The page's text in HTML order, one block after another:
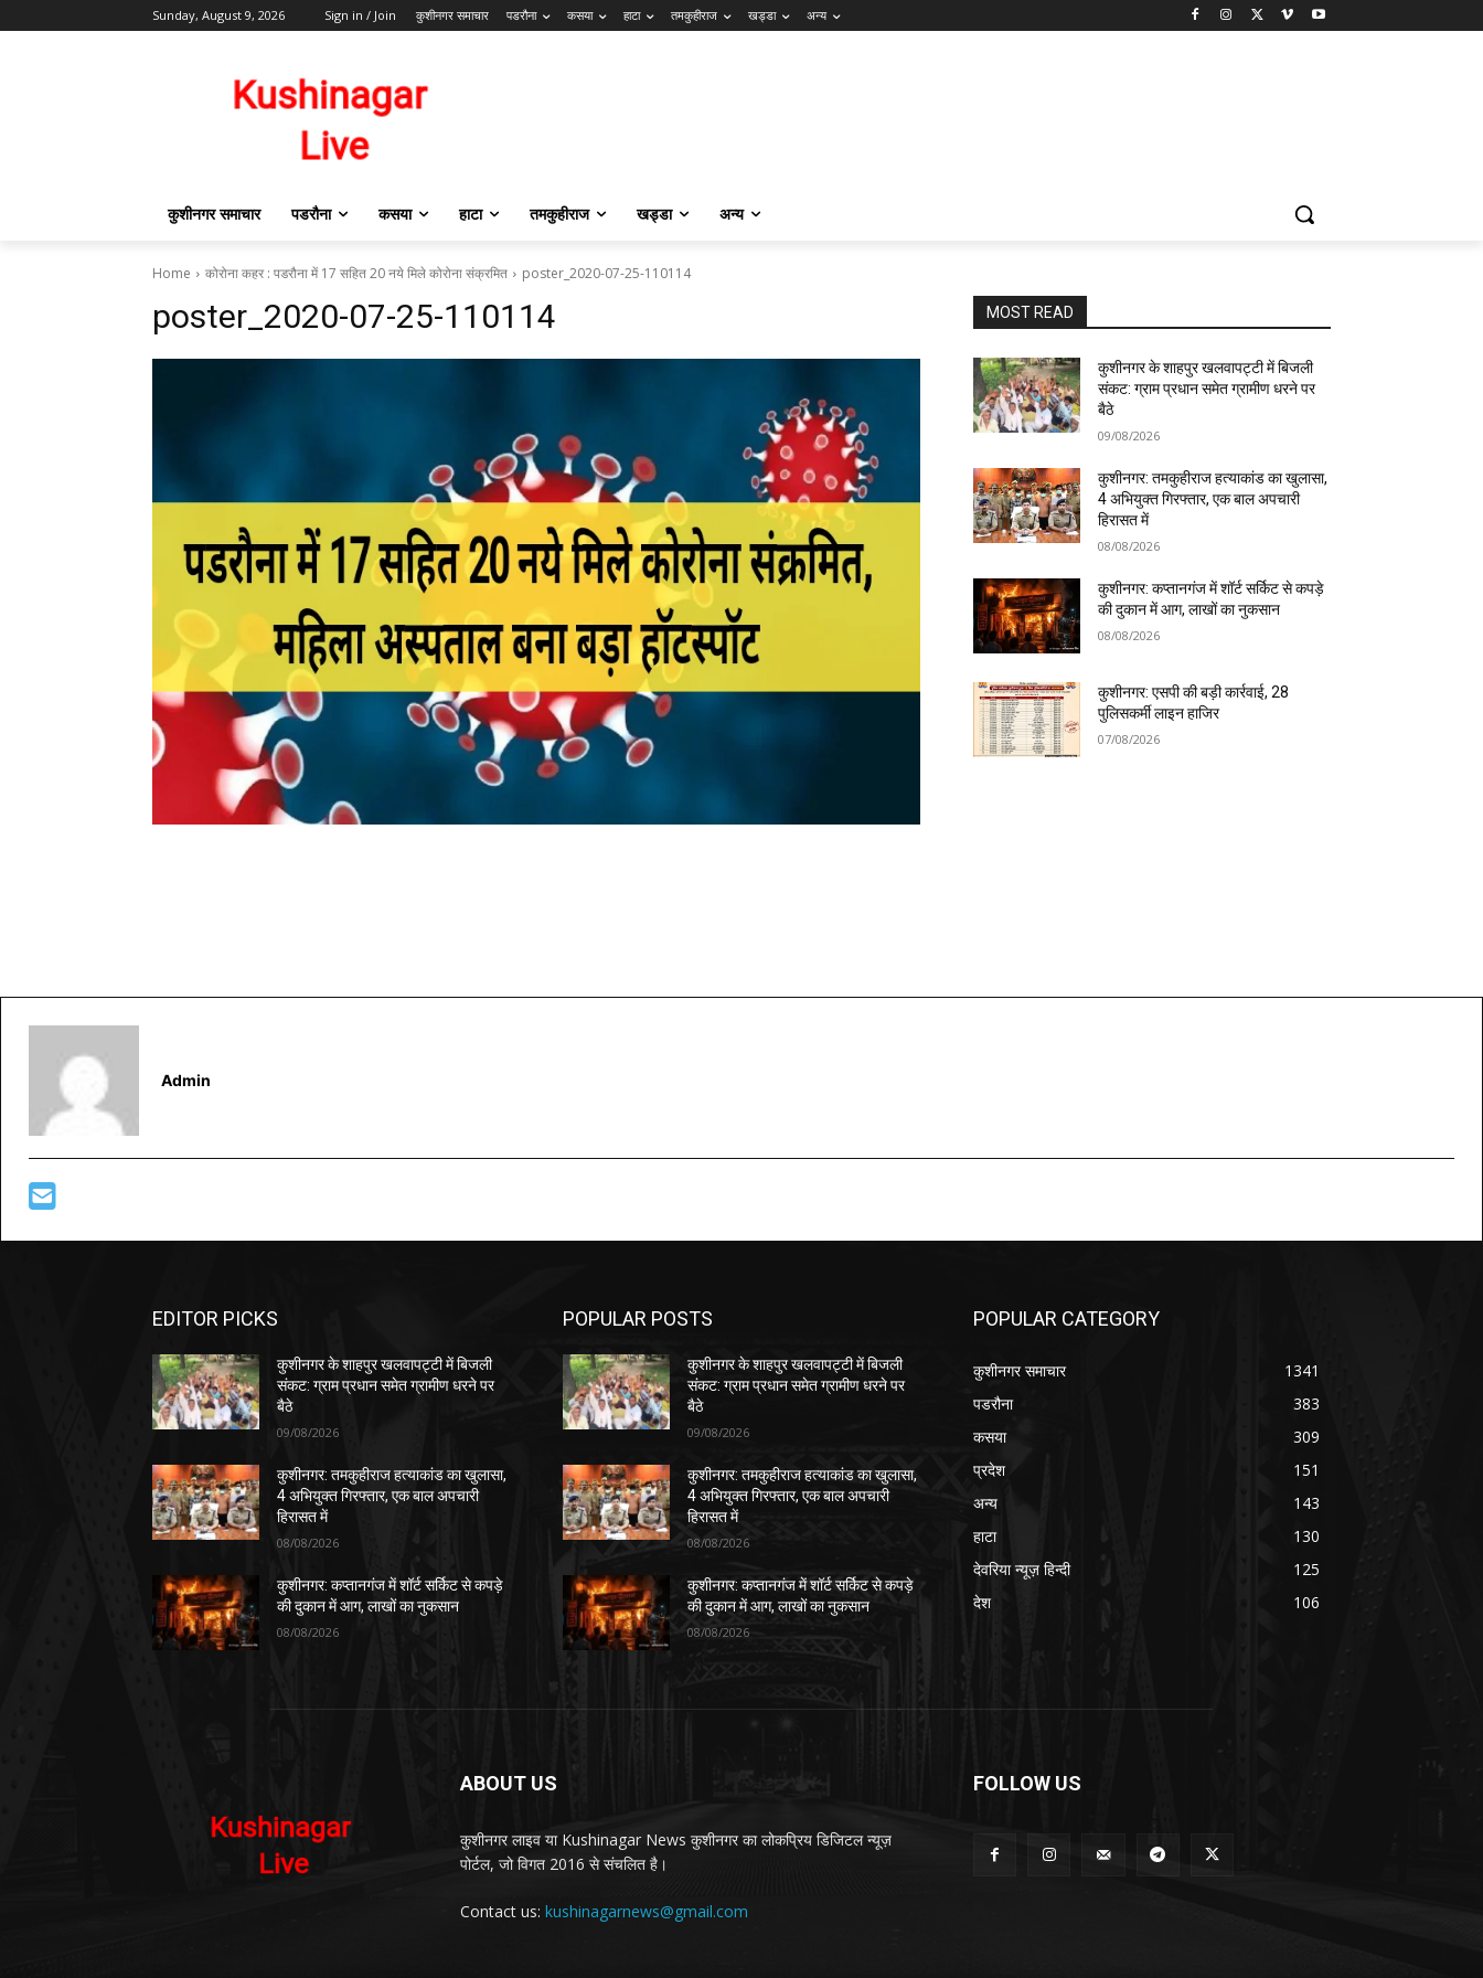
Sunday, August 9, 2026 Sign in / Join कुशीनगर समाचार पडरौना कसया हाटा तमकुहीराज खड्डा अन्य
कुशीनगर समाचार पडरौना कसया हाटा तमकुहीराज खड्डा अन्य
Home कोरोना कहर : पडरौना में 17 सहित 20 नये मिले कोरोना संक्रमित poster_2020-07-25-110114
poster_2020-07-25-110114 MOST READ
कुशीनगर के शाहपुर खलवापट्टी में बिजली
संकट: ग्राम प्रधान समेत ग्रामीण धरने पर
बैठे
09/08/2026
कुशीनगर: तमकुहीराज हत्याकांड का खुलासा,
4 अभियुक्त गिरफ्तार, एक बाल अपचारी
हिरासत में
08/08/2026
कुशीनगर: कप्तानगंज में शॉर्ट सर्किट से कपड़े
की दुकान में आग, लाखों का नुकसान
08/08/2026
कुशीनगर: एसपी की बड़ी कार्रवाई, 28
पुलिसकर्मी लाइन हाजिर
07/08/2026
Admin
EDITOR PICKS
कुशीनगर के शाहपुर खलवापट्टी में बिजली
संकट: ग्राम प्रधान समेत ग्रामीण धरने पर
बैठे
09/08/2026
कुशीनगर: तमकुहीराज हत्याकांड का खुलासा,
4 अभियुक्त गिरफ्तार, एक बाल अपचारी
हिरासत में
08/08/2026
कुशीनगर: कप्तानगंज में शॉर्ट सर्किट से कपड़े
की दुकान में आग, लाखों का नुकसान
08/08/2026
POPULAR POSTS
कुशीनगर के शाहपुर खलवापट्टी में बिजली
संकट: ग्राम प्रधान समेत ग्रामीण धरने पर
बैठे
09/08/2026
कुशीनगर: तमकुहीराज हत्याकांड का खुलासा,
4 अभियुक्त गिरफ्तार, एक बाल अपचारी
हिरासत में
08/08/2026
कुशीनगर: कप्तानगंज में शॉर्ट सर्किट से कपड़े
की दुकान में आग, लाखों का नुकसान
08/08/2026
POPULAR CATEGORY
कुशीनगर समाचार
1341
पडरौना
383
कसया
309
प्रदेश
151
अन्य
143
हाटा
130
देवरिया न्यूज़ हिन्दी
125
देश
106
ABOUT US
कुशीनगर लाइव या Kushinagar News कुशीनगर का लोकप्रिय डिजिटल न्यूज़
पोर्टल, जो विगत 2016 से संचलित है।
Contact us: kushinagarnews@gmail.com
FOLLOW US